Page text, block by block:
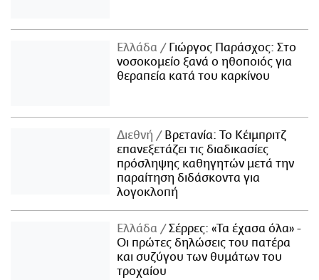
Ελλάδα
Γιώργος Παράσχος: Στο
νοσοκομείο ξανά ο ηθοποιός για
θεραπεία κατά του καρκίνου
Διεθνή
Βρετανία: Το Κέιμπριτζ
επανεξετάζει τις διαδικασίες
πρόσληψης καθηγητών μετά την
παραίτηση διδάσκοντα για
λογοκλοπή
Ελλάδα
Σέρρες: «Τα έχασα όλα» -
Οι πρώτες δηλώσεις του πατέρα
και συζύγου των θυμάτων του
τροχαίου